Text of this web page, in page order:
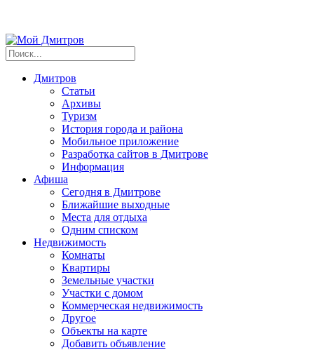
Дмитров
Статьи
Архивы
Туризм
История города и района
Мобильное приложение
Разработка сайтов в Дмитрове
Информация
Афиша
Сегодня в Дмитрове
Ближайшие выходные
Места для отдыха
Одним списком
Недвижимость
Комнаты
Квартиры
Земельные участки
Участки с домом
Коммерческая недвижимость
Другое
Объекты на карте
Добавить объявление